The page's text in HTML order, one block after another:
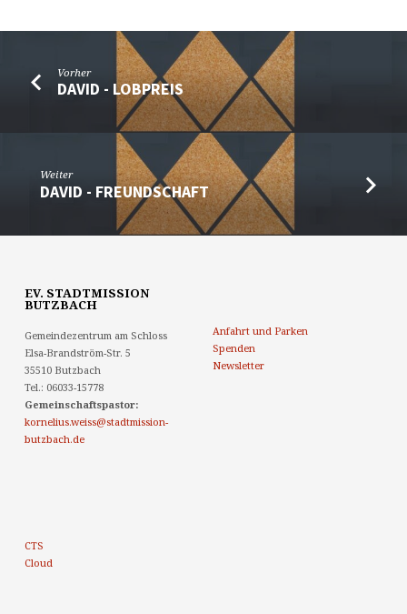
Vorher
DAVID - LOBPREIS
Weiter
DAVID - FREUNDSCHAFT
EV. STADTMISSION
BUTZBACH
Gemeindezentrum am Schloss
Elsa-Brandström-Str. 5
35510 Butzbach
Tel.: 06033-15778
Gemeinschaftspastor:
kornelius.weiss@stadtmission-
butzbach.de
Anfahrt und Parken
Spenden
Newsletter
CTS
Cloud